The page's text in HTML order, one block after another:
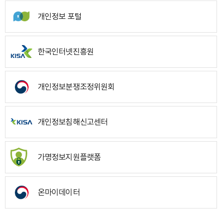
개인정보 포털
한국인터넷진흥원
개인정보분쟁조정위원회
개인정보침해신고센터
가명정보지원플랫폼
온마이데이터